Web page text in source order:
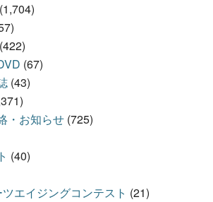
(1,704)
(422)
(67)
(43)
・お知らせ (725)
(40)
エイジングコンテスト (21)